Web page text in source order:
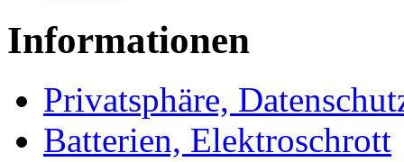
Informationen
Privatsphäre,
Batterien, Elektroschrott